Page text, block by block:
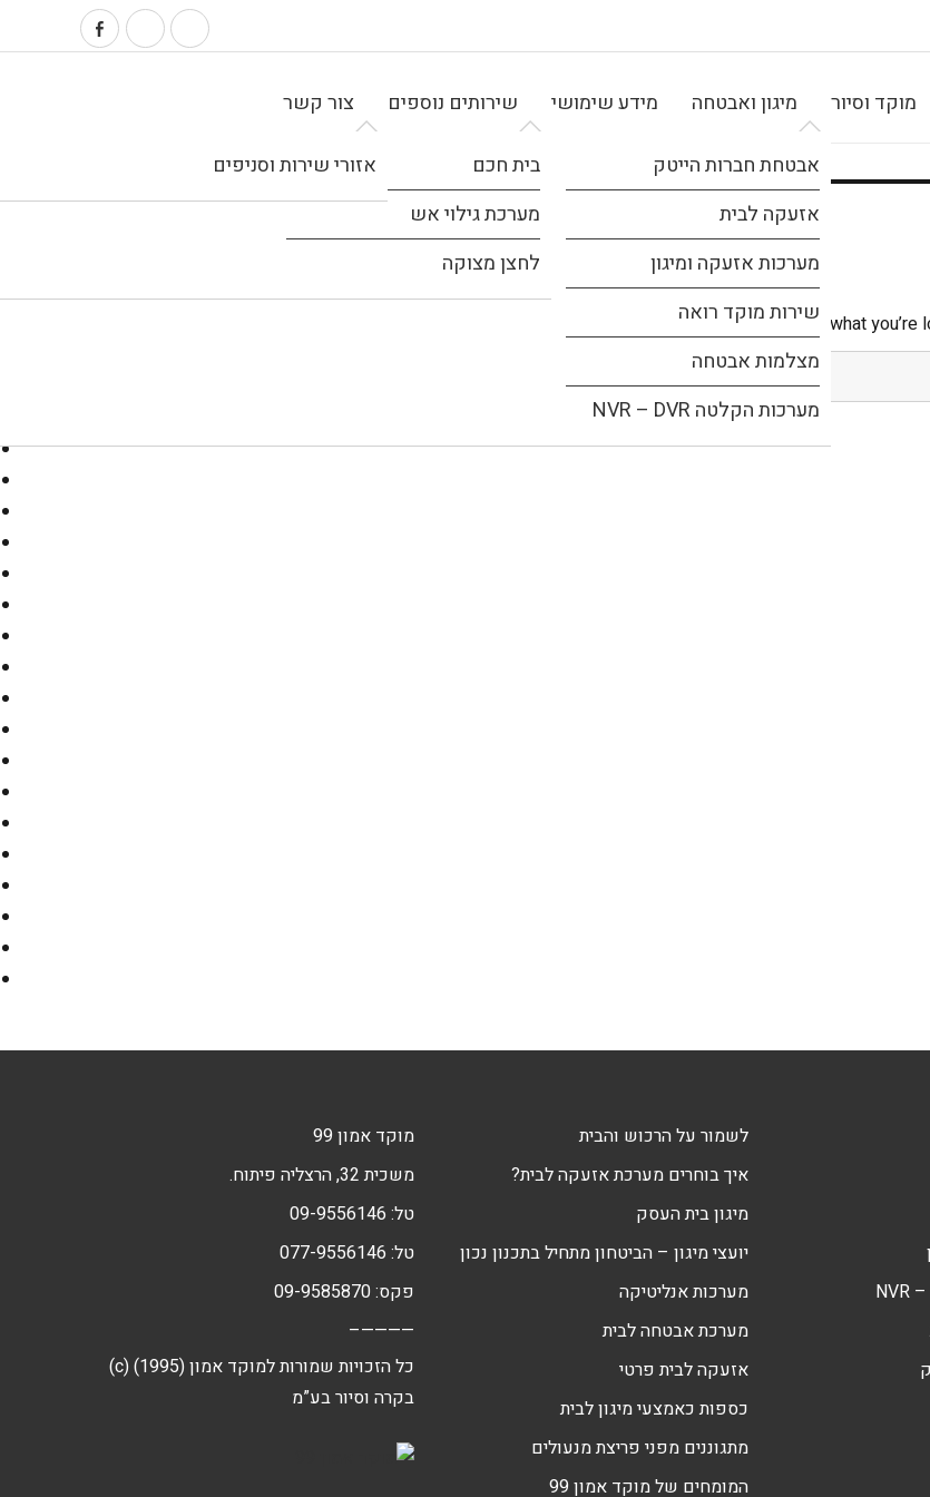
מוקד וסיור מיגון ואבטחה
אבטחת חברות הייטק
אזעקה לבית
מערכות אזעקה ומיגון
שירות מוקד רואה
מצלמות אבטחה
מערכות הקלטה NVR – DVR
מידע שימושי שירותים נוספים
בית חכם
מערכת גילוי אש
לחצן מצוקה
צור קשר
אזורי שירות וסניפים
It seems we can’t find what
לשמור על הרכוש והבית
איך בוחרים מערכת אזעקה לבית?
מיגון בית העסק
יועצי מיגון – הביטחון מתחיל בתכנון נכון
מערכות אנליטיקה
מערכת אבטחה לבית
אזעקה לבית פרטי
כספות כאמצעי מיגון לבית
מתגוננים מפני פריצת מנעולים
המומחים של מוקד אמון 99
מוקד אמון 99
משכית 32, הרצליה פיתוח.
טל: 09-9556146
טל: 077-9556146
פקס: 09-9585870
————–
(c) כל הזכויות שמורות למוקד אמון (1995)
בקרה וסיור בע”מ